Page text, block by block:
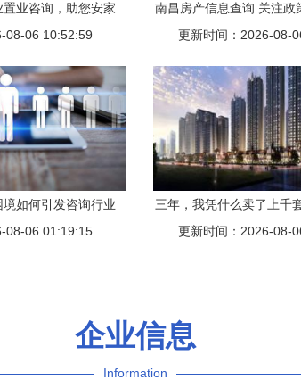
业咨询，助您安家
下
08-06 10:52:59
南昌房产信息查询 关注政
同发展
更新时间：2026-08-
如何引发咨询行业
08-06 01:19:15
三年，我凭什么卖了上千
产从业者的底气
更新时间：2026-08-
企业信息
Information